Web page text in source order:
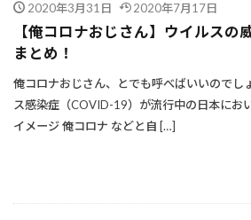
2020年3月31日 2020年7月17日
【俺コロナおじさん】ウイルスの
まとめ！
俺コロナおじさん、とでも呼べばいいのでし
ス感染症（COVID-19）が流行中の日本にお
イメージ 俺コロナ などと自 […]